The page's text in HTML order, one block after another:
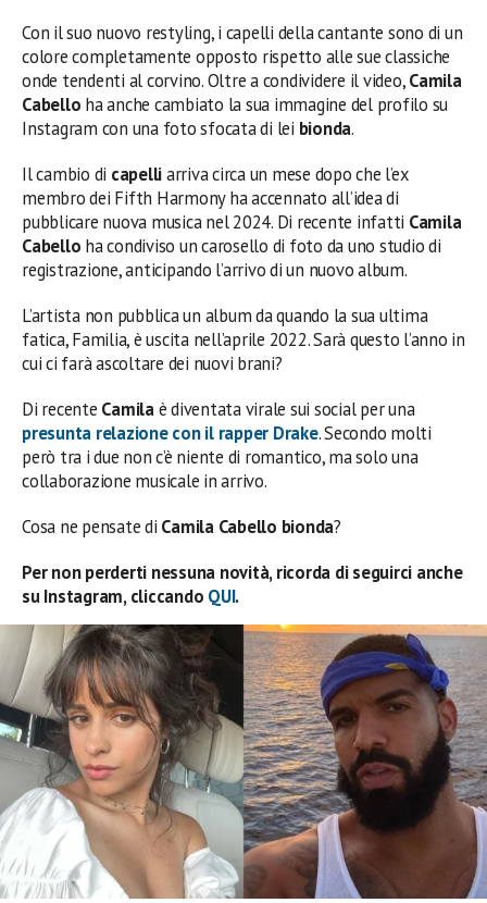
Con il suo nuovo restyling, i capelli della cantante sono di un
colore completamente opposto rispetto alle sue classiche
onde tendenti al corvino. Oltre a condividere il video,Camila
Cabello ha anche cambiato la sua immagine del profilo su
Instagram con una foto sfocata di lei bionda.
Il cambio di capelliarriva circa un mese dopo che l’ex
membro dei Fifth Harmony ha accennato all’idea di
pubblicare nuova musica nel 2024. Di recente infatti Camila
Cabello ha condiviso un carosello di foto da uno studio di
registrazione, anticipando l’arrivo di un nuovo album.
L’artista non pubblica un album da quando la sua ultima
fatica, Familia, è uscita nell’aprile 2022. Sarà questo l’anno in
cui ci farà ascoltare dei nuovi brani?
Di recente Camilaè diventata virale sui social per una
presunta relazione con il rapper Drake. Secondo molti
però tra i due non c’è niente di romantico, ma solo una
collaborazione musicale in arrivo.
Cosa ne pensate di Camila Cabello bionda?
Per non perderti nessuna novità, ricorda di seguirci anche
su Instagram, cliccando QUI.